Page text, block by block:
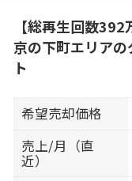
【総再生回数
京の下町エリア
ト
希望売却価格
売上/月（直
近）